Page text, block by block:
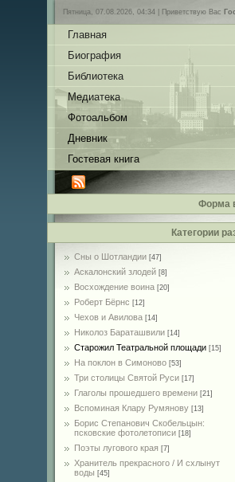
Пятница, 07.08.2026, 04:34 | Приветствую Вас
Главная
Биография
Библиотека
Медиатека
Фотоальбом
Дневник
Гостевая книга
Форма
Категории
Сны о Шотландии [47]
Аскалонский злодей [8]
Восхождение воина [20]
Роберт Бёрнс [12]
Чехов и Авилова [14]
Николоз Бараташвили [14]
Cтарожил Театральной площади [15]
На поклон в Симоново [53]
Три столицы Святой Руси [17]
Глаголы прошедшего времени [21]
Вспоминая Клару Румянову [13]
Борис Степанович Скобельцын:
псковские фотолетописи [18]
Поэты лугового края [7]
Хранитель прекрасного / И схлынут
воды [45]